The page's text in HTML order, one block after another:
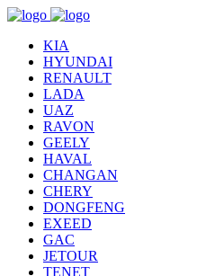
KIA
HYUNDAI
RENAULT
LADA
UAZ
RAVON
GEELY
HAVAL
CHANGAN
CHERY
DONGFENG
EXEED
GAC
JETOUR
TENET